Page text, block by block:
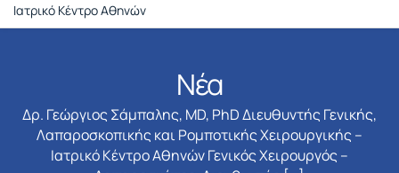
Ιατρικό Κέντρο Αθηνών
Νέα
Δρ. Γεώργιος Σάμπαλης, MD, PhD Διευθυντής Γενικής,
Λαπαροσκοπικής και Ρομποτικής Χειρουργικής –
Ιατρικό Κέντρο Αθηνών Γενικός Χειρουργός –